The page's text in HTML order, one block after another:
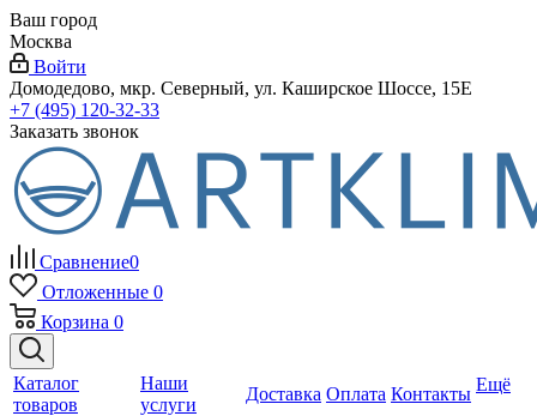
Ваш город
Москва
Войти
Домодедово, мкр. Северный, ул. Каширское Шоссе, 15Е
+7 (495) 120-32-33
Заказать звонок
Сравнение0
Отложенные 0
Корзина 0
Каталог
товаров
Наши
услуги
Доставка Оплата Контакты Ещё